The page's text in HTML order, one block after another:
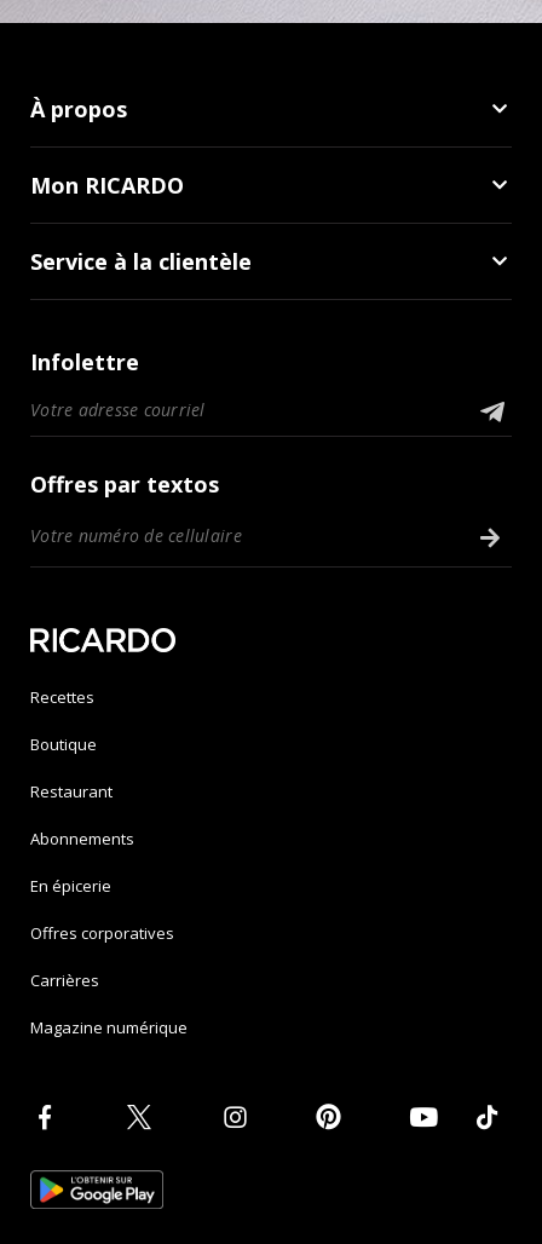
À propos
Mon RICARDO
Service à la clientèle
Infolettre
Offres par textos
Recettes
Boutique
Restaurant
Abonnements
En épicerie
Offres corporatives
Carrières
Magazine numérique